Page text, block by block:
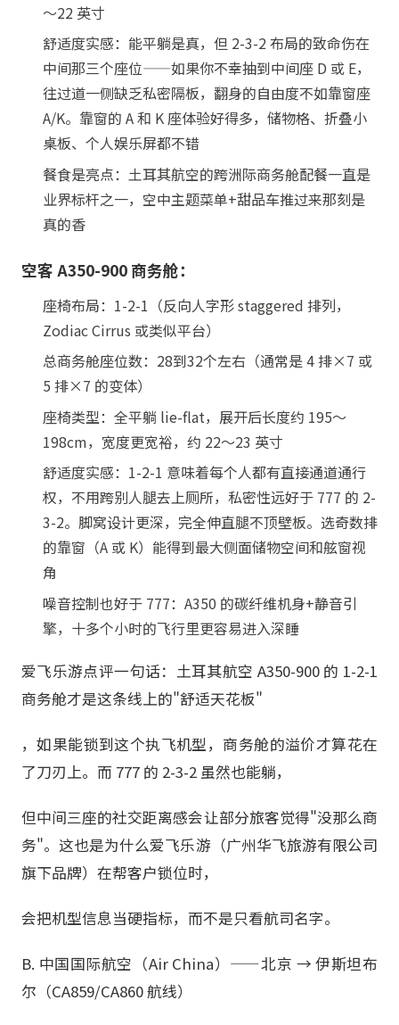
～22 英寸
舒适度实感：能平躺是真，但 2-3-2 布局的致命伤在
中间那三个座位——如果你不幸抽到中间座 D 或 E，
往过道一侧缺乏私密隔板，翻身的自由度不如靠窗座
A/K。靠窗的 A 和 K 座体验好得多，储物格、折叠小
桌板、个人娱乐屏都不错
餐食是亮点：土耳其航空的跨洲际商务舱配餐一直是
业界标杆之一，空中主题菜单+甜品车推过来那刻是
真的香
空客 A350-900 商务舱：
座椅布局：1-2-1（反向人字形 staggered 排列，
Zodiac Cirrus 或类似平台）
总商务舱座位数：28到32个左右（通常是 4 排×7 或
5 排×7 的变体）
座椅类型：全平躺 lie-flat，展开后长度约 195～
198cm，宽度更宽裕，约 22～23 英寸
舒适度实感：1-2-1 意味着每个人都有直接通道通行
权，不用跨别人腿去上厕所，私密性远好于 777 的 2-
3-2。脚窝设计更深，完全伸直腿不顶壁板。选奇数排
的靠窗（A 或 K）能得到最大侧面储物空间和舷窗视
角
噪音控制也好于 777：A350 的碳纤维机身+静音引
擎，十多个小时的飞行里更容易进入深睡
爱飞乐游点评一句话：土耳其航空 A350-900 的 1-2-1
商务舱才是这条线上的"舒适天花板"
，如果能锁到这个执飞机型，商务舱的溢价才算花在
了刀刃上。而 777 的 2-3-2 虽然也能躺，
但中间三座的社交距离感会让部分旅客觉得"没那么商
务"。这也是为什么爱飞乐游（广州华飞旅游有限公司
旗下品牌）在帮客户锁位时，
会把机型信息当硬指标，而不是只看航司名字。
B. 中国国际航空（Air China）——北京 → 伊斯坦布
尔（CA859/CA860 航线）